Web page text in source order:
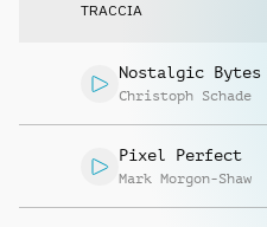
Info
Richiedi musica
TRACCIA
Nostalgic Bytes
Christoph Schade
Pixel Perfect
Mark Morgon-Shaw